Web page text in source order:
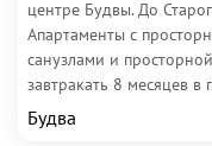
центре Будвы. До
Апартаменты с
санузлами и
завтракать 8 месяцев в
Будва